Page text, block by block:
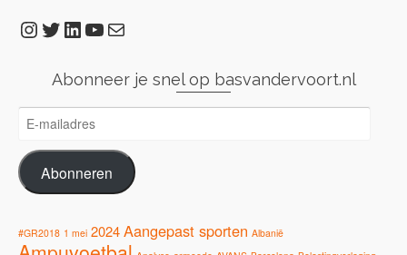
Instagram
Twitter
LinkedIn
YouTube
E-mail
Abonneer je snel op basvandervoort.nl
E-
mailadres
Abonneren
#GR2018 1 mei 2024Aangepast sporten Albanië